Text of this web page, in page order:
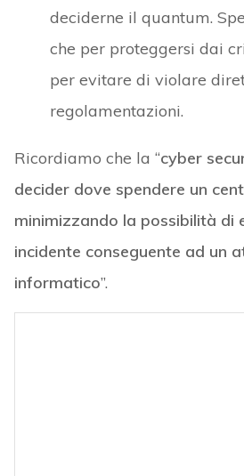
deciderne il quantum.
che per proteggersi dai
per evitare di violare
regolamentazioni.
Ricordiamo che la “cyber
decider dove spendere un
minimizzando la possibilità di
incidente conseguente ad un
informatico”.